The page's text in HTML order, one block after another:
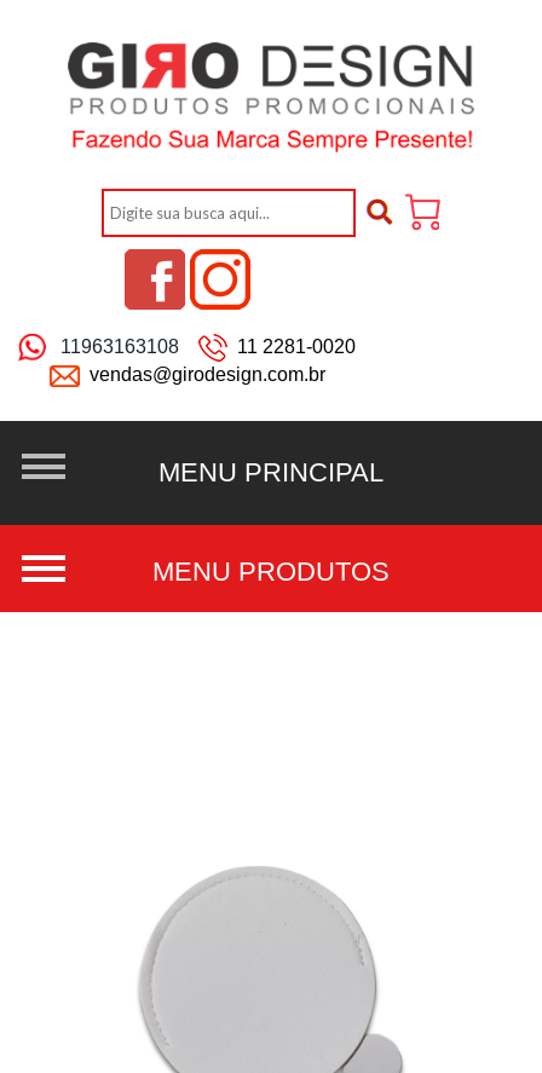
11963163108
11 2281-0020
vendas@girodesign.com.br